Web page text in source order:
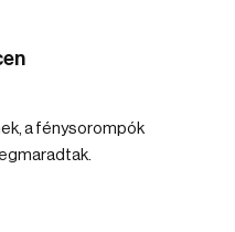
a fénysorompók